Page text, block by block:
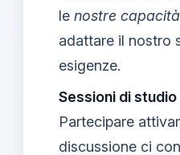
le nostre
adattare il nostro
esigenze.
Sessioni di
Partecipare
discussione ci